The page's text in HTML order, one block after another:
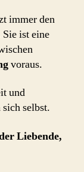
immer den
ist eine
voraus.
und
selbst.
Liebende,